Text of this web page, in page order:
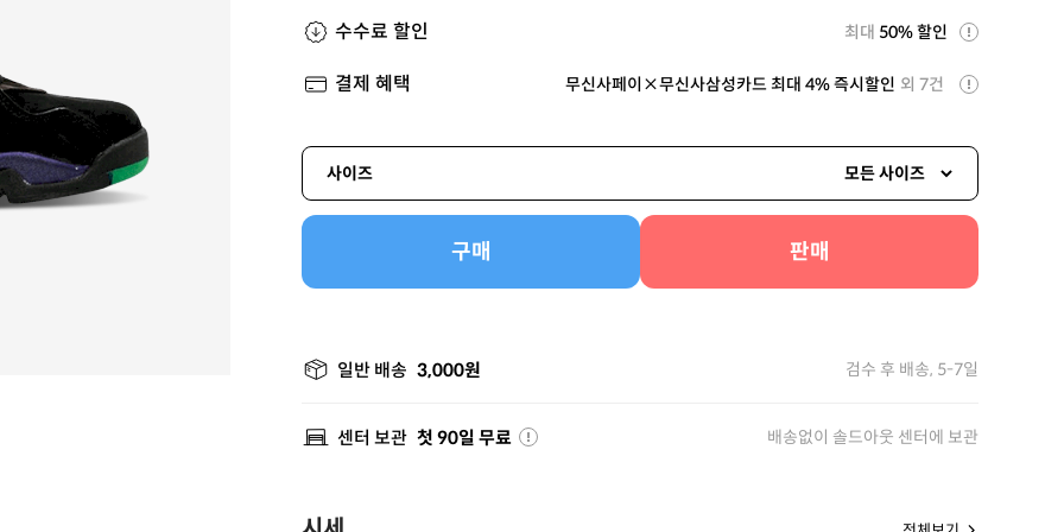
수수료 할인 최대 50% 할인
결제 혜택 무신사페이×무신사삼성카드 최대 4% 즉시할인 외 7건
사이즈 모든 사이즈
구매 판매
일반 배송 3,000원 검수 후 배송, 5-7일
센터 보관 첫 90일 무료 배송없이 솔드아웃 센터에 보관